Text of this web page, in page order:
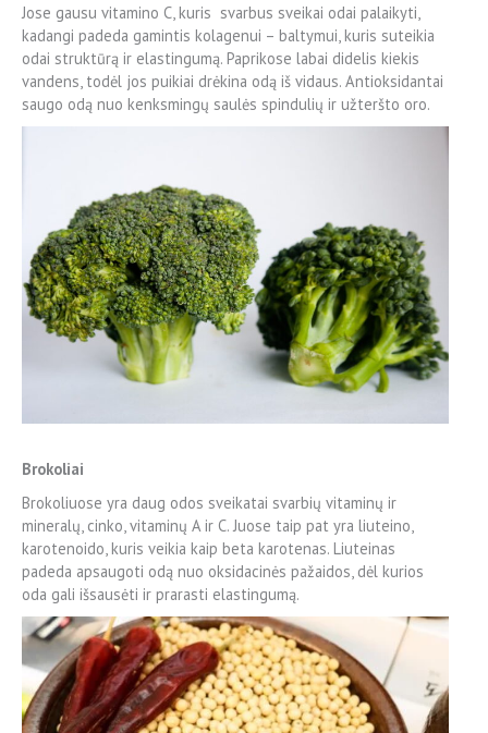
Jose gausu vitamino C, kuris svarbus sveikai odai palaikyti,
kadangi padeda gamintis kolagenui – baltymui, kuris suteikia
odai struktūrą ir elastingumą. Paprikose labai didelis kiekis
vandens, todėl jos puikiai drėkina odą iš vidaus. Antioksidantai
saugo odą nuo kenksmingų saulės spindulių ir užteršto oro.
Brokoliai
Brokoliuose yra daug odos sveikatai svarbių vitaminų ir
mineralų, cinko, vitaminų A ir C. Juose taip pat yra liuteino,
karotenoido, kuris veikia kaip beta karotenas. Liuteinas
padeda apsaugoti odą nuo oksidacinės pažaidos, dėl kurios
oda gali išsausėti ir prarasti elastingumą.